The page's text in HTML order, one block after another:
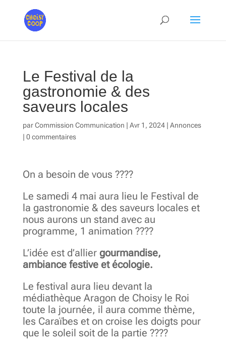
Le Festival de la
gastronomie & des
saveurs locales
parCommission Communication | Avr 1, 2024| Annonces
| 0 commentaires
On a besoin de vous ????
Le samedi 4 mai aura lieu le Festival de
la gastronomie & des saveurs locales et
nous aurons un stand avec au
programme, 1 animation ????
L’idée est d’allier gourmandise,
ambiance festive et écologie.
Le festival aura lieu devant la
médiathèque Aragon de Choisy le Roi
toute la journée, il aura comme thème,
les Caraïbes et on croise les doigts pour
que le soleil soit de la partie ????